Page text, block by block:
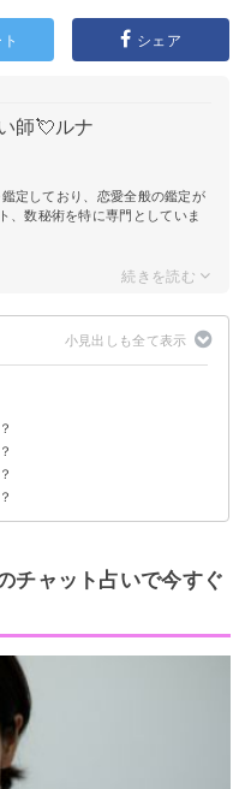
シェア
師💘ルナ
定しており、恋愛全般の鑑定が
、数秘術を特に専門としていま
警告夢】
夢】
】
チャット占いで今すぐ